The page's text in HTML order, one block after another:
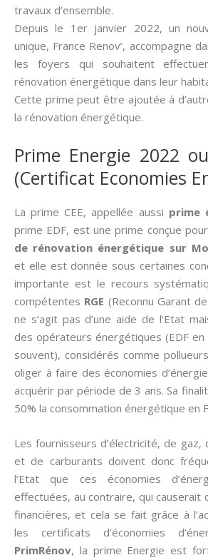
travaux d’ensemble.
Depuis le 1er janvier 2022, un
unique, France Renov’, accompagne
les foyers qui souhaitent
rénovation énergétique dans leur
Cette prime peut être ajoutée à
la rénovation énergétique.
Prime Energie 2022
(Certificat Economies
La prime CEE, appellée aussi­ prime
prime EDF, est une prime conçue
de rénovation énergétique sur
et elle est donnée sous certaines
importante est le recours
compétentes RGE (Reconnu Garant
ne s’agit pas d’une aide de l’Etat
des opérateurs énergétiques (EDF en
souvent), considérés comme
oliger à faire des économies
acquérir par période de 3 ans. Sa
50% la consommation énergétique en
Les fournisseurs d’électricité, de
et de carburants doivent donc
l’Etat que ces économies
effectuées, au contraire, qui causerait
financières, et cela se fait grâce à
les certificats d’économies
PrimRénov, la prime Energie est